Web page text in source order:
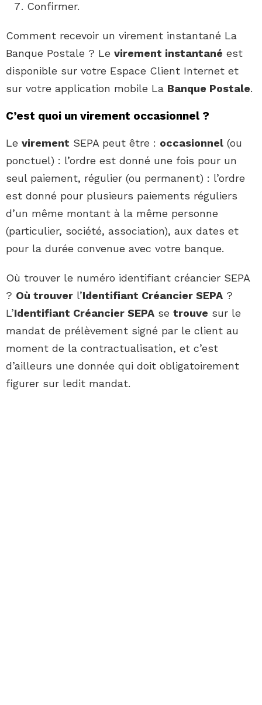
Confirmer.
Comment recevoir un virement instantané La
Banque Postale ? Le virement instantané est
disponible sur votre Espace Client Internet et
sur votre application mobile La Banque Postale.
C’est quoi un virement occasionnel ?
Le virement SEPA peut être : occasionnel (ou
ponctuel) : l’ordre est donné une fois pour un
seul paiement, régulier (ou permanent) : l’ordre
est donné pour plusieurs paiements réguliers
d’un même montant à la même personne
(particulier, société, association), aux dates et
pour la durée convenue avec votre banque.
Où trouver le numéro identifiant créancier SEPA
? Où trouver l’Identifiant Créancier SEPA ?
L’Identifiant Créancier SEPA se trouve sur le
mandat de prélèvement signé par le client au
moment de la contractualisation, et c’est
d’ailleurs une donnée qui doit obligatoirement
figurer sur ledit mandat.